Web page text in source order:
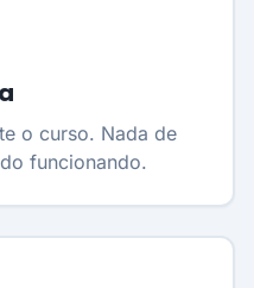
o curso. Nada de
funcionando.